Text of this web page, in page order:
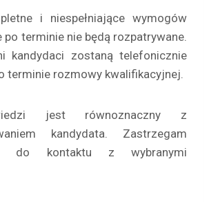
i niespełniające wymogów
po terminie nie będą rozpatrywane.
kandydaci zostaną telefonicznie
terminie rozmowy kwalifikacyjnej.
jest równoznaczny z
kandydata. Zastrzegam
do kontaktu z wybranymi